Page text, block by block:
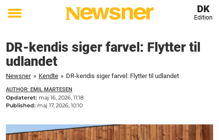
Toggle
DK
Edition
DR-kendis siger farvel: Flytter til
udlandet
Newsner » Kendte » DR-kendis siger farvel: Flytter til udlandet
AUTHOR: EMIL MARTESEN
Opdateret: maj 16, 2026, 11:18
Published: maj 17, 2026, 10:10